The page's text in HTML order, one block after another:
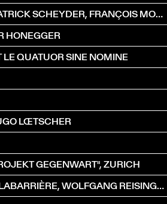
URS LEIMGRUBER, PATRICK SCHEYDER, FRANÇOIS MOUTIN
HONEGGER
LE QUATUOR SINE NOMINE
LŒTSCHER
GEGENWART", ZURICH
CO STREIFF, HÉLÈNE LABARRIÈRE, WOLFGANG REISINGER, KLAUS DICKBAUER